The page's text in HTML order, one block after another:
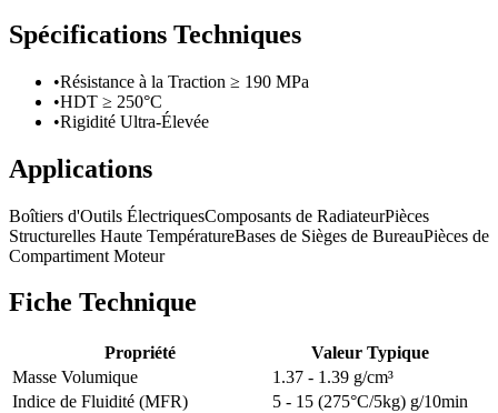
Spécifications Techniques
•Résistance à la Traction ≥ 190 MPa
•HDT ≥ 250°C
•Rigidité Ultra-Élevée
Applications
Boîtiers d'Outils ÉlectriquesComposants de RadiateurPièces
Structurelles Haute TempératureBases de Sièges de BureauPièces de
Compartiment Moteur
Fiche Technique
Propriété
Valeur Typique
Masse Volumique
1.37 - 1.39 g/cm³
Indice de Fluidité (MFR)
5 - 15 (275°C/5kg) g/10min